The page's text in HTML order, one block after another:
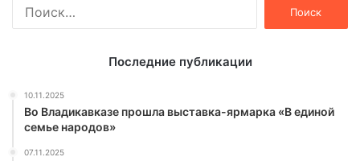
Последние публикации
10.11.2025
Во Владикавказе прошла выставка-ярмарка «В единой
семье народов»
07.11.2025